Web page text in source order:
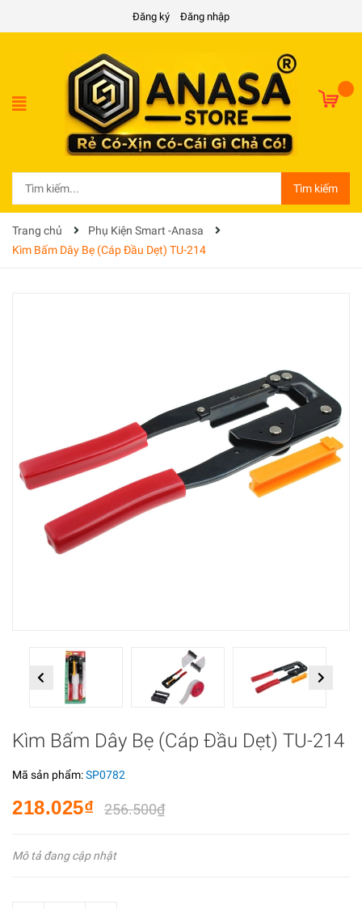
Đăng ký Đăng nhập
Tìm kiếm
Trang chủ
Phụ Kiện Smart -Anasa
Kìm Bấm Dây Bẹ (Cáp Đầu Dẹt) TU-214
Previous Next
Kìm Bấm Dây Bẹ (Cáp Đầu Dẹt) TU-214
Mã sản phẩm:SP0782
218.025₫ 256.500₫
Mô tả đang cập nhật